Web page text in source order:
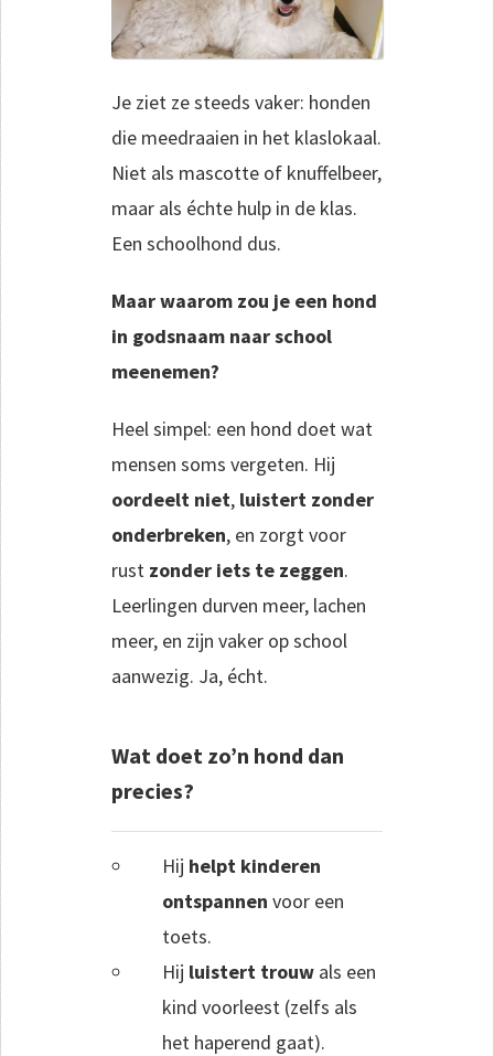
Je ziet ze steeds vaker: honden
die meedraaien in het klaslokaal.
Niet als mascotte of knuffelbeer,
maar als échte hulp in de klas.
Een schoolhond dus.
Maar waarom zou je een hond
in godsnaam naar school
meenemen?
Heel simpel: een hond doet wat
mensen soms vergeten. Hij
oordeelt niet, luistert zonder
onderbreken, en zorgt voor
rust zonder iets te zeggen.
Leerlingen durven meer, lachen
meer, en zijn vaker op school
aanwezig. Ja, écht.
Wat doet zo’n hond dan
precies?
Hij helpt kinderen
ontspannen voor een
toets.
Hij luistert trouw als een
kind voorleest (zelfs als
het haperend gaat).